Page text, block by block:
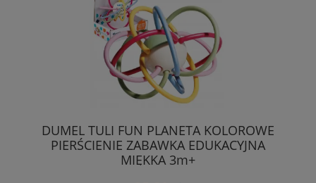
DUMEL TULI FUN PLANETA KOLOROWE
PIERŚCIENIE ZABAWKA EDUKACYJNA
MIĘKKA 3m+